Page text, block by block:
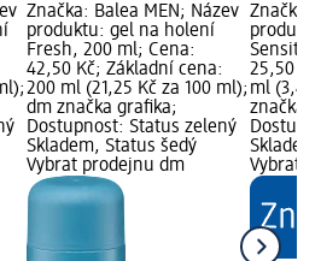
Značka: Balea MEN; Název
produktu: gel na holení
Fresh, 200 ml; Cena:
42,50 Kč; Základní cena:
200 ml (21,25 Kč za 100 ml);
dm značka grafika;
Dostupnost: Status zelený
Skladem, Status šedý
Vybrat prodejnu dm
Značka:
25,50
ml (3,40
značka
Vybrat